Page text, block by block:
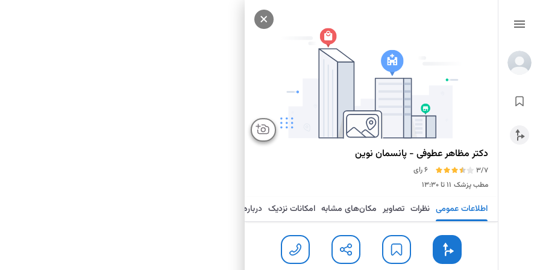
دکتر مظاهر عطوفی - پانسمان نوین
3/7
6 رای
مطب پزشک ۱۱ تا ۱۳:۳۰
اطلاعات عمومی نظرات تصاویر مکان‌های مشابه امکانات نزدیک درباره